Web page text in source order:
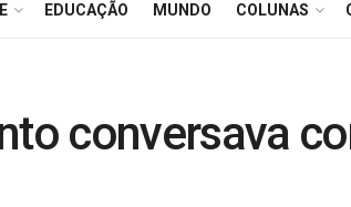
EDUCAÇÃO MUNDO COLUNAS
conversava